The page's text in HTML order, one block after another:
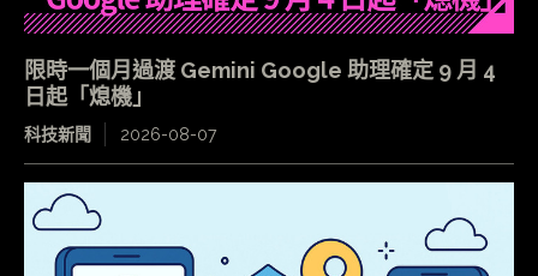
限時一個月過渡 Gemini Google 助理確定 9 月 4
日起「熄機」
科技新聞 2026-08-07